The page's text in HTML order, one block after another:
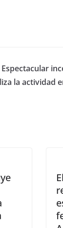
Espectacular
la actividad